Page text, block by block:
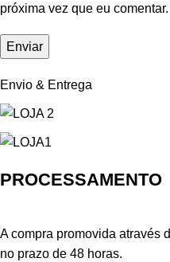
próxima vez que eu comentar.
Envio & Entrega
PROCESSAMENTO
A compra promovida através
no prazo de 48 horas.